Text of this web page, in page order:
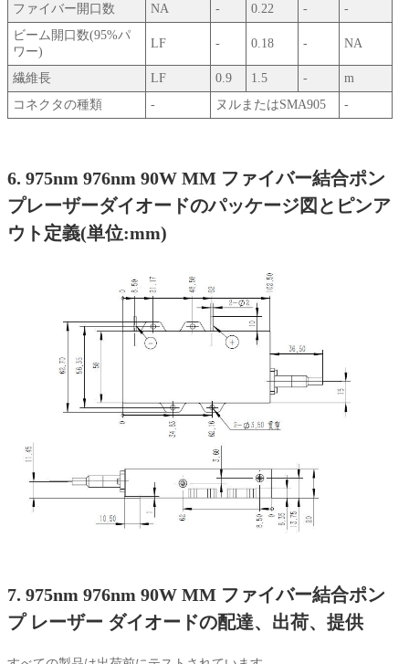
ファイバー開口数
NA - 0.22 -
-
ビーム開口数(95%パ
ワー)
LF - 0.18 - NA
繊維長 LF 0.9 1.5 -
m
コネクタの種類
- ヌルまたはSMA905 -
6. 975nm 976nm 90W MM ファイバー結合ポン
プレーザーダイオードのパッケージ図とピンア
ウト定義(単位:mm)
7. 975nm 976nm 90W MM ファイバー結合ポン
プ レーザー ダイオードの配達、出荷、提供